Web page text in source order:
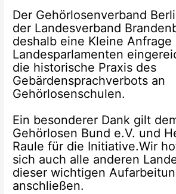
Der Gehörlosenverband
der Landesverband
deshalb eine Kleine Anfrage
Landesparlamenten
die historische Praxis des
Gebärdensprachverbots an
Gehörlosenschulen.
Ein besonderer Dank gilt
Gehörlosen Bund e.V. und
Raule für die Initiative.Wir
sich auch alle anderen
dieser wichtigen
anschließen.